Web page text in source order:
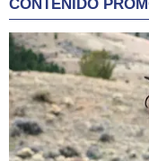
CONTENIDO